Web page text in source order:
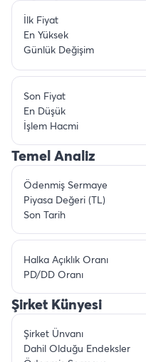
İlk Fiyat
En Yüksek
Günlük Değişim
Son Fiyat
En Düşük
İşlem Hacmi
Temel Analiz
Ödenmiş Sermaye
Piyasa Değeri (TL)
Son Tarih
Halka Açıklık Oranı
PD/DD Oranı
Şirket Künyesi
Şirket Ünvanı
Dahil Olduğu Endeksler